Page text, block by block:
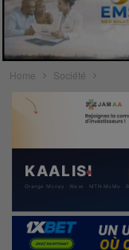
Home Société